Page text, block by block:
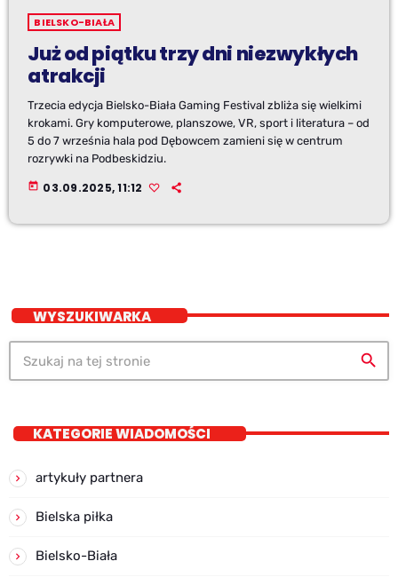
BIELSKO-BIAŁA
Już od piątku trzy dni niezwykłych
atrakcji
Trzecia edycja Bielsko-Biała Gaming Festival zbliża się wielkimi
krokami. Gry komputerowe, planszowe, VR, sport i literatura – od
5 do 7 września hala pod Dębowcem zamieni się w centrum
rozrywki na Podbeskidziu.
today 03.09.2025, 11:12
WYSZUKIWARKA
search
KATEGORIE WIADOMOŚCI
artykuły partnera
Bielska piłka
Bielsko-Biała